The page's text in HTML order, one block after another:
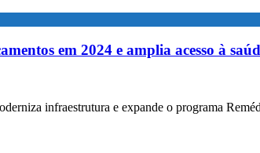
em 2024 e amplia acesso à
infraestrutura e expande o programa